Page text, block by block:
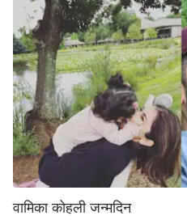
वामिका कोहली जन्मदिन